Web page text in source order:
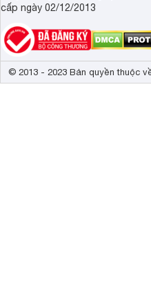
cấp ngày 02/12/2013
© 2013 - 2023 Bản quyền thuộc